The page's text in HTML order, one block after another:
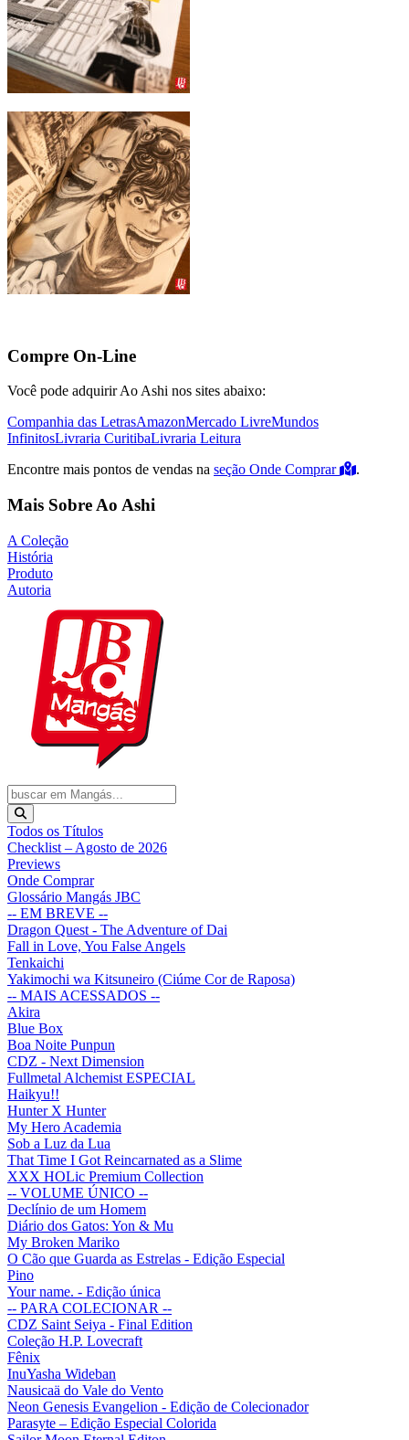
Compre On-Line
Você pode adquirir Ao Ashi nos sites abaixo:
Companhia das LetrasAmazonMercado LivreMundos
InfinitosLivraria CuritibaLivraria Leitura
Encontre mais pontos de vendas na seção Onde Comprar .
Mais Sobre Ao Ashi
A Coleção
História
Produto
Autoria
Todos os Títulos
Checklist – Agosto de 2026
Previews
Onde Comprar
Glossário Mangás JBC
-- EM BREVE --
Dragon Quest - The Adventure of Dai
Fall in Love, You False Angels
Tenkaichi
Yakimochi wa Kitsuneiro (Ciúme Cor de Raposa)
-- MAIS ACESSADOS --
Akira
Blue Box
Boa Noite Punpun
CDZ - Next Dimension
Fullmetal Alchemist ESPECIAL
Haikyu!!
Hunter X Hunter
My Hero Academia
Sob a Luz da Lua
That Time I Got Reincarnated as a Slime
XXX HOLic Premium Collection
-- VOLUME ÚNICO --
Declínio de um Homem
Diário dos Gatos: Yon & Mu
My Broken Mariko
O Cão que Guarda as Estrelas - Edição Especial
Pino
Your name. - Edição única
-- PARA COLECIONAR --
CDZ Saint Seiya - Final Edition
Coleção H.P. Lovecraft
Fênix
InuYasha Wideban
Nausicaä do Vale do Vento
Neon Genesis Evangelion - Edição de Colecionador
Parasyte – Edição Especial Colorida